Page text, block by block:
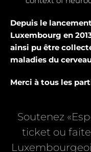
Depuis le
Luxembourg en
ainsi pu être
maladies du
Merci à tous les
Soutenez
ticket ou